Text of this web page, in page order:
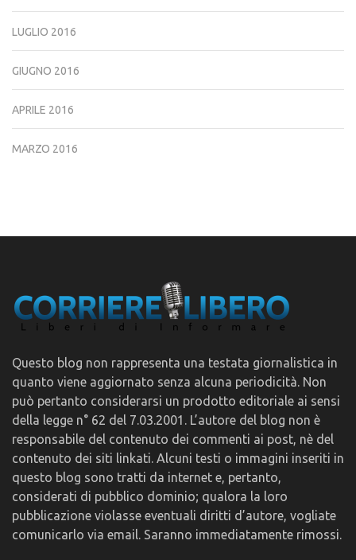
LUGLIO 2016
GIUGNO 2016
APRILE 2016
MARZO 2016
Questo blog non rappresenta una testata giornalistica in
quanto viene aggiornato senza alcuna periodicità. Non
può pertanto considerarsi un prodotto editoriale ai sensi
della legge n° 62 del 7.03.2001. L’autore del blog non è
responsabile del contenuto dei commenti ai post, nè del
contenuto dei siti linkati. Alcuni testi o immagini inseriti in
questo blog sono tratti da internet e, pertanto,
considerati di pubblico dominio; qualora la loro
pubblicazione violasse eventuali diritti d’autore, vogliate
comunicarlo via email. Saranno immediatamente rimossi.